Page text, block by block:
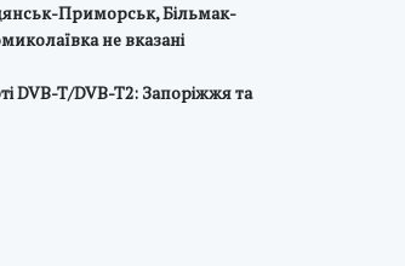
Приморськ, Більмак-
не вказані
DVB-T/DVB-T2: Запоріжжя та